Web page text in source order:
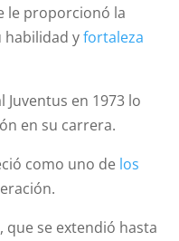
le proporcionó la
habilidad yfortaleza
en 1973 lo
en su carrera.
como uno de los
que se extendió hasta